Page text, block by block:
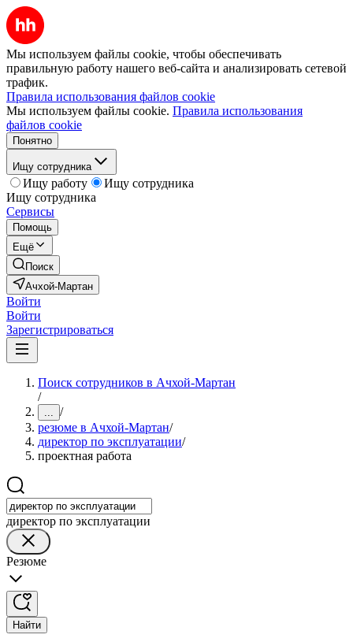
Мы используем файлы cookie, чтобы обеспечивать
правильную работу нашего веб-сайта и анализировать сетевой
трафик.
Правила использования файлов cookie
Мы используем файлы cookie. Правила использования
файлов cookie
Понятно
Ищу сотрудника
Ищу работу
Ищу сотрудника
Ищу сотрудника
Сервисы
Помощь
Ещё
Поиск
Ачхой-Мартан
Войти
Войти
Зарегистрироваться
Поиск сотрудников в Ачхой-Мартан
/
... /
резюме в Ачхой-Мартан/
директор по эксплуатации/
проектная работа
директор по эксплуатации
Резюме
Найти